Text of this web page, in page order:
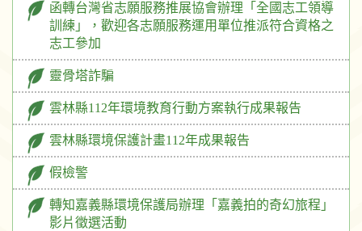
函轉台灣省志願服務推展協會辦理「全國志工領導
訓練」，歡迎各志願服務運用單位推派符合資格之
志工參加
靈骨塔詐騙
雲林縣112年環境教育行動方案執行成果報告
雲林縣環境保護計畫112年成果報告
假檢警
轉知嘉義縣環境保護局辦理「嘉義拍的奇幻旅程」
影片徵選活動